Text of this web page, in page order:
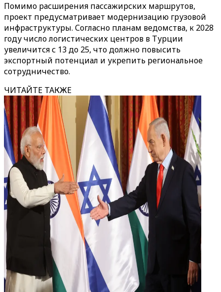
Помимо расширения пассажирских маршрутов,
проект предусматривает модернизацию грузовой
инфраструктуры. Согласно планам ведомства, к 2028
году число логистических центров в Турции
увеличится с 13 до 25, что должно повысить
экспортный потенциал и укрепить региональное
сотрудничество.
ЧИТАЙТЕ ТАКЖЕ